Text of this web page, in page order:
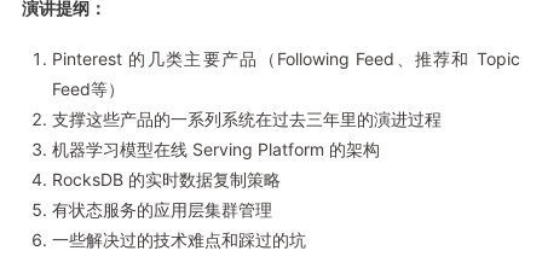
演讲提纲：
Pinterest 的几类主要产品（Following Feed、推荐和 Topic
Feed等）
支撑这些产品的一系列系统在过去三年里的演进过程
机器学习模型在线 Serving Platform 的架构
RocksDB 的实时数据复制策略
有状态服务的应用层集群管理
一些解决过的技术难点和踩过的坑